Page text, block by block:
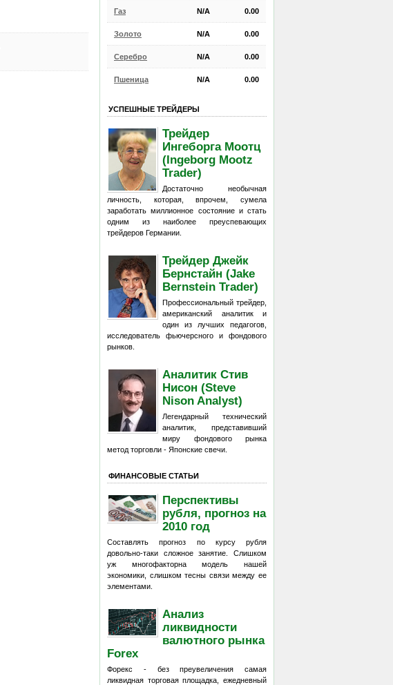
Газ N/A 0.00
Золото N/A 0.00
Серебро N/A 0.00
Пшеница N/A 0.00
УСПЕШНЫЕ ТРЕЙДЕРЫ
Трейдер
Ингеборга Моотц
(Ingeborg Mootz
Trader)
Достаточно необычная
личность, которая, впрочем, сумела
заработать миллионное состояние и стать
одним из наиболее преуспевающих
трейдеров Германии.
Трейдер Джейк
Бернстайн (Jake
Bernstein Trader)
Профессиональный трейдер,
американский аналитик и
один из лучших педагогов,
исследователь фьючерсного и фондового
рынков.
Аналитик Стив
Нисон (Steve
Nison Analyst)
Легендарный технический
аналитик, представивший
миру фондового рынка
метод торговли - Японские свечи.
ФИНАНСОВЫЕ СТАТЬИ
Перспективы
рубля, прогноз на
2010 год
Составлять прогноз по курсу рубля
довольно-таки сложное занятие. Слишком
уж многофакторна модель нашей
экономики, слишком тесны связи между ее
элементами.
Анализ
ликвидности
валютного рынка
Forex
Форекс - без преувеличения самая
ликвидная торговая площадка, ежедневный